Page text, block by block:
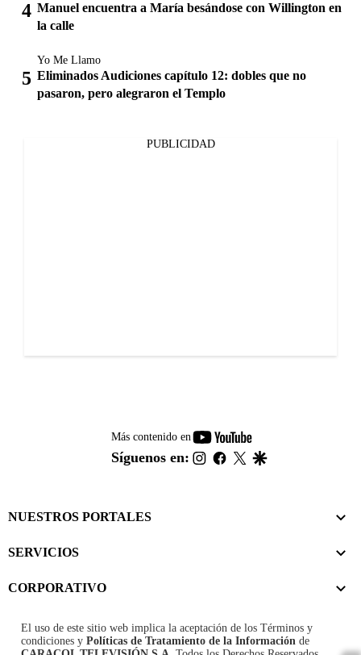
Manuel encuentra a María besándose con Willington en
la calle
Yo Me Llamo
Eliminados Audiciones capítulo 12: dobles que no
pasaron, pero alegraron el Templo
PUBLICIDAD
Más contenido en
youtube-
footer
Síguenos en: instagram
facebook
twitter
NUESTROS PORTALES
SERVICIOS
CORPORATIVO
El uso de este sitio web implica la aceptación de los Términos y
condiciones y Políticas de Tratamiento de la Información de